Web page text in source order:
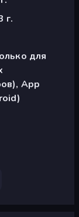
г.
для
App